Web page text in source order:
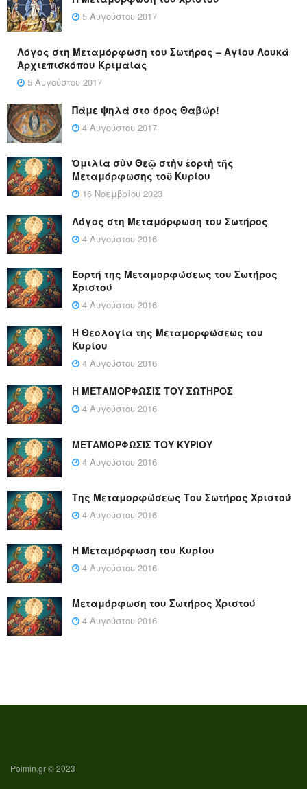
5 Αυγούστου 2017
Λόγος στη Μεταμόρφωση του Σωτήρος – Αγίου Λουκά
Αρχιεπισκόπου Κριμαίας
5 Αυγούστου 2017
Πάμε ψηλά στο όρος Θαβώρ!
4 Αυγούστου 2017
Ὁμιλία σὺν Θεῷ στὴν ἑορτὴ τῆς
Μεταμόρφωσης τοῦ Κυρίου
16 Νοεμβρίου 2023
Λόγος στη Μεταμόρφωση του Σωτήρος
4 Αυγούστου 2016
Εορτή της Μεταμορφώσεως του Σωτήρος
Χριστού
4 Αυγούστου 2016
Η Θεολογία της Μεταμορφώσεως του
Κυρίου
4 Αυγούστου 2016
Η ΜΕΤΑΜΟΡΦΩΣΙΣ ΤΟΥ ΣΩΤΗΡΟΣ
4 Αυγούστου 2016
ΜΕΤΑΜΟΡΦΩΣΙΣ ΤΟΥ ΚΥΡΙΟΥ
4 Αυγούστου 2016
Της Μεταμορφώσεως Του Σωτήρος Χριστού
4 Αυγούστου 2016
Η Μεταμόρφωση του Κυρίου
4 Αυγούστου 2016
Μεταμόρφωση του Σωτήρος Χριστού
4 Αυγούστου 2016
Poimin.gr © 2023